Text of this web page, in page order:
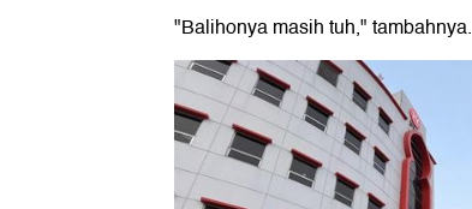
"Balihonya masih tuh," tambahnya.